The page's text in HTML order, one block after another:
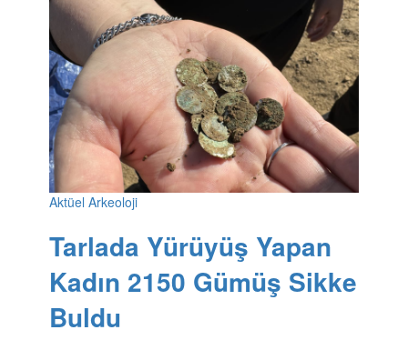
Aktüel Arkeoloji
Tarlada Yürüyüş Yapan
Kadın 2150 Gümüş Sikke
Buldu